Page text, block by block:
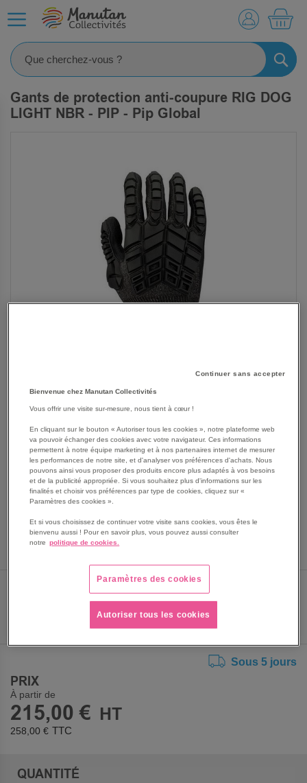
Gants de protection anti-coupure RIG DOG
LIGHT NBR - PIP - Pip Global
BEGINNING
IMAGES
Gant de protection anti-coupure et anti-impact en
mousse nitrile.
Très confortable et flexible.
Conception spéciale du coussin de protection pour les
impacts, offrant une bonne mobilité des doigts.
Voir le descriptif complet
8 9
Sous 5 jours
PRIX
À partir de
215,00 €
258,00 €
QUANTITÉ
Continuer sans accepter
Bienvenue chez Manutan Collectivités
Vous offrir une visite sur-mesure, nous tient à cœur !
En cliquant sur le bouton « Autoriser tous les cookies », notre plateforme web
va pouvoir échanger des cookies avec votre navigateur. Ces informations
permettent à notre équipe marketing et à nos partenaires internet de mesurer
les performances de notre site, et d'analyser vos préférences d'achats. Nous
pouvons ainsi vous proposer des produits encore plus adaptés à vos besoins
et de la publicité appropriée. Si vous souhaitez plus d'informations sur les
finalités et choisir vos préférences par type de cookies, cliquez sur «
Paramètres des cookies ».
Et si vous choisissez de continuer votre visite sans cookies, vous êtes le
bienvenu aussi ! Pour en savoir plus, vous pouvez aussi consulter
notre politique de cookies.
Paramètres des cookies
Autoriser tous les cookies